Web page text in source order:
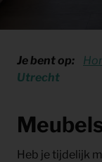
Je bent op:
Utrecht
Heb je tijdelijk